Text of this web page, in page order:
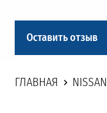
Оставить отзыв
ГЛАВНАЯ NISSAN